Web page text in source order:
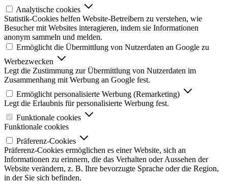
Analytische cookies
Statistik-Cookies helfen Website-Betreibern zu verstehen, wie
Besucher mit Websites interagieren, indem sie Informationen
anonym sammeln und melden.
Ermöglicht die Übermittlung von Nutzerdaten an Google zu
Werbezwecken
Legt die Zustimmung zur Übermittlung von Nutzerdaten im
Zusammenhang mit Werbung an Google fest.
Ermöglicht personalisierte Werbung (Remarketing)
Legt die Erlaubnis für personalisierte Werbung fest.
Funktionale cookies
Funktionale cookies
Präferenz-Cookies
Präferenz-Cookies ermöglichen es einer Website, sich an
Informationen zu erinnern, die das Verhalten oder Aussehen der
Website verändern, z. B. Ihre bevorzugte Sprache oder die Region,
in der Sie sich befinden.